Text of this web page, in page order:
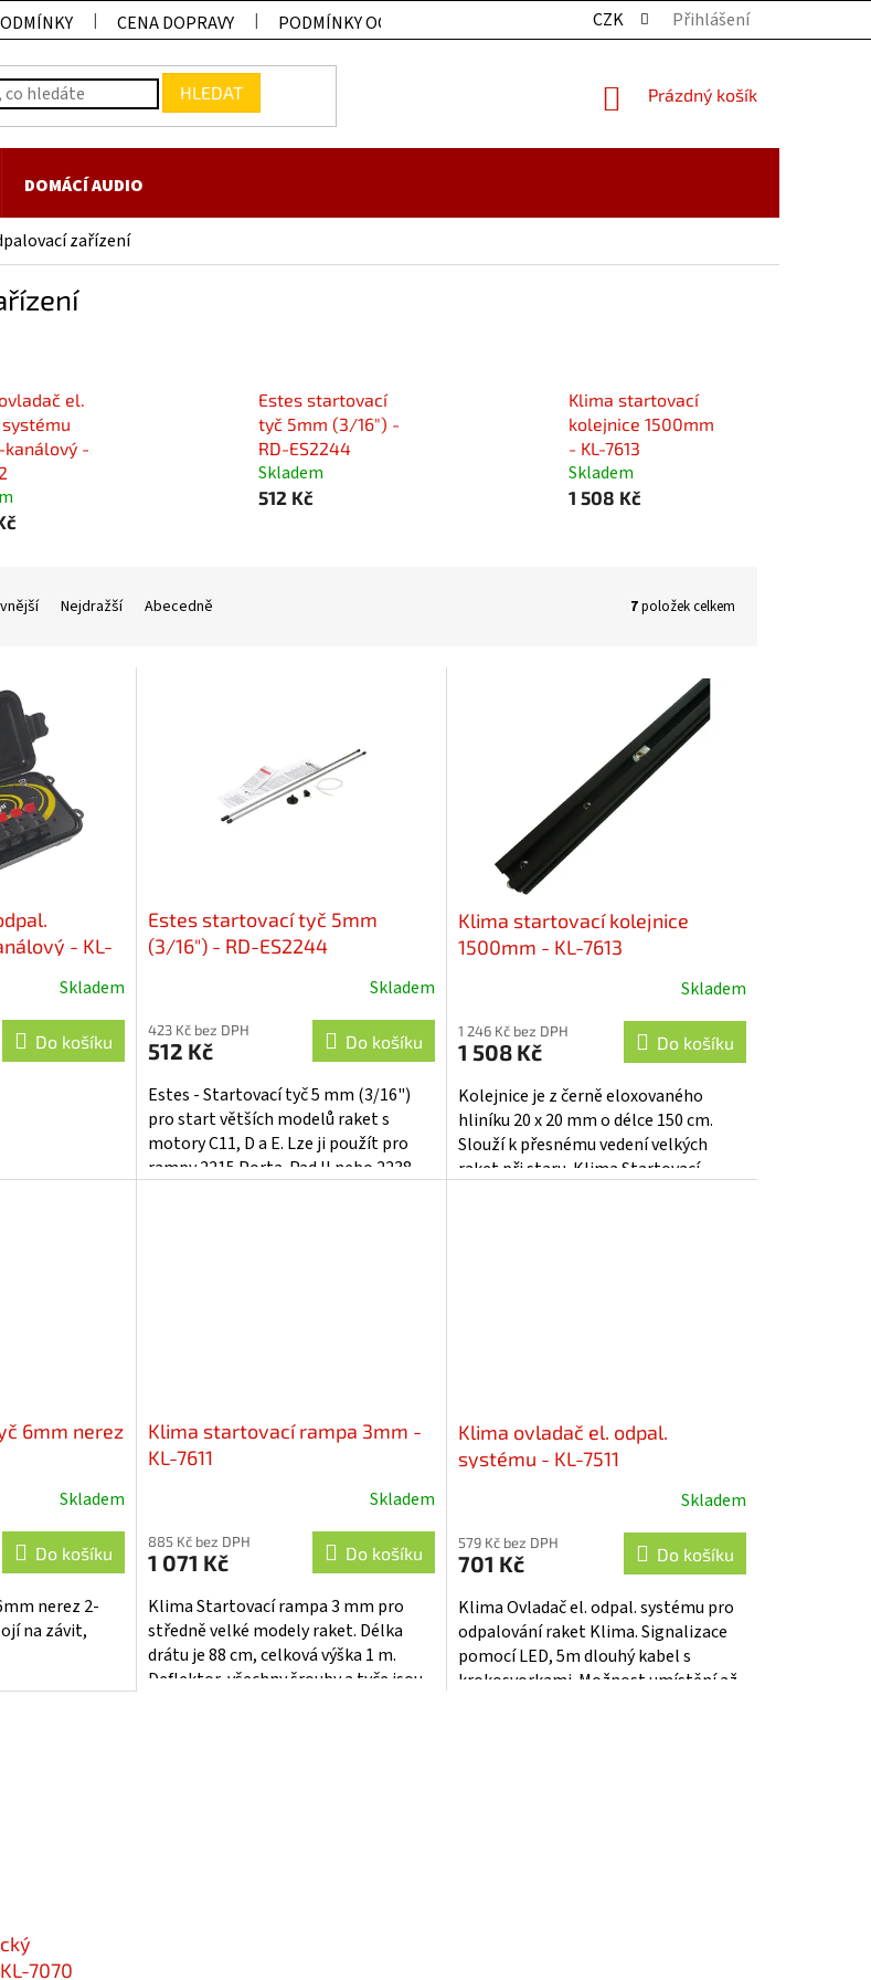
CENA DOPRAVY PODMÍNKY OCHRANY OSOBNÍCH ÚDAJŮ KONTAKTY
CZK Přihlášení
HLEDAT
NÁKUPNÍ
Prázdný košík
DOMÁCÍ AUDIO
zařízení
el.
kanálový -
Estes startovací
tyč 5mm (3/16") -
RD-ES2244
Skladem
512 Kč
Klima startovací
kolejnice 1500mm
- KL-7613
Skladem
1 508 Kč
Nejdražší Abecedně 7položek celkem
- KL-
Skladem
Do košíku
Estes startovací tyč 5mm
(3/16") - RD-ES2244
Skladem
423 Kč bez DPH
512 Kč Do košíku
Estes - Startovací tyč 5 mm (3/16")
pro start větších modelů raket s
motory C11, D a E. Lze ji použít pro
rampy 2215 Porta-Pad II nebo 2238
Klima startovací kolejnice
1500mm - KL-7613
Skladem
1 246 Kč bez DPH
1 508 Kč Do košíku
Kolejnice je z černě eloxovaného
hliníku 20 x 20 mm o délce 150 cm.
Slouží k přesnému vedení velkých
raket při staru. Klima Startovací
6mm nerez
Skladem
Do košíku
nerez 2-
na závit,
Klima startovací rampa 3mm -
KL-7611
Skladem
885 Kč bez DPH
1 071 Kč Do košíku
Klima Startovací rampa 3 mm pro
středně velké modely raket. Délka
drátu je 88 cm, celková výška 1 m.
Deflektor, všechny šrouby a tyče jsou
Klima ovladač el. odpal.
systému - KL-7511
Skladem
579 Kč bez DPH
701 Kč Do košíku
Klima Ovladač el. odpal. systému pro
odpalování raket Klima. Signalizace
pomocí LED, 5m dlouhý kabel s
krokosvorkami. Možnost umístění až
7070